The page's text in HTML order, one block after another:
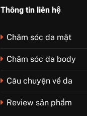
Thông tin liên hệ
Chăm sóc da mặt
Chăm sóc da body
Câu chuyện về da
Review sản phẩm